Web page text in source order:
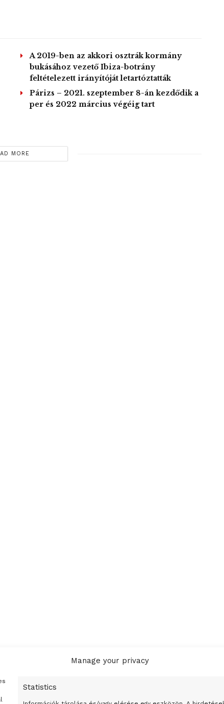
Manage your privacy
Statistics
A 2019-ben az akkori osztrák kormány
bukásához vezető Ibiza-botrány
feltételezett irányítóját letartóztatták
Párizs – 2021. szeptember 8-án kezdődik a
per és 2022 március végéig tart
MORE